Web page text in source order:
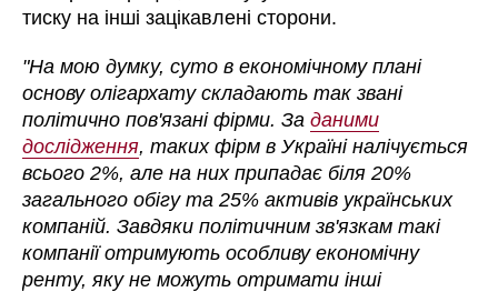
тиску на інші зацікавлені сторони.
"На мою думку, суто в економічному плані
основу олігархату складають так звані
політично пов'язані фірми. Заданими
дослідження, таких фірм в Україні налічується
всього 2%, але на них припадає біля 20%
загального обігу та 25% активів українських
компаній. Завдяки політичним зв'язкам такі
компанії отримують особливу економічну
ренту, яку не можуть отримати інші